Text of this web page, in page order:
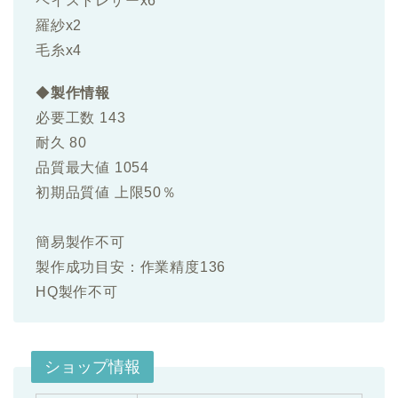
羅紗x2
毛糸x4
◆製作情報
必要工数 143
耐久 80
品質最大値 1054
初期品質値 上限50％
簡易製作不可
製作成功目安：作業精度136
HQ製作不可
ショップ情報